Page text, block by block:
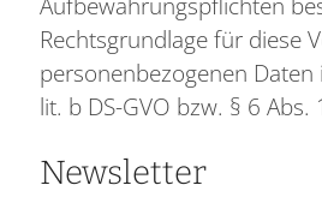
Rechtsgrundlage für diese
personenbezogenen Daten
lit. b DS-GVO bzw. § 6 Abs.
Newsletter